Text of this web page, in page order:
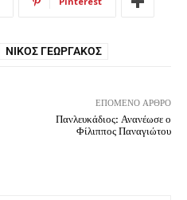
ΝΊΚΟΣ ΓΕΩΡΓΆΚΟΣ
ΕΠΌΜΕΝΟ ΆΡΘΡΟ
Πανλευκάδιος: Ανανέωσε ο
Φίλιππος Παναγιώτου